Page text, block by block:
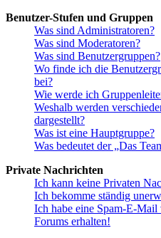
Benutzer-Stufen und Gruppen
Was sind Administratoren?
Was sind Moderatoren?
Was sind Benutzergruppen?
Wo finde ich die
bei?
Wie werde ich
Weshalb werden
dargestellt?
Was ist eine Hauptgruppe?
Was bedeutet der „Das
Private Nachrichten
Ich kann keine Privaten
Ich bekomme ständig
Ich habe eine Spam-E-
Forums erhalten!